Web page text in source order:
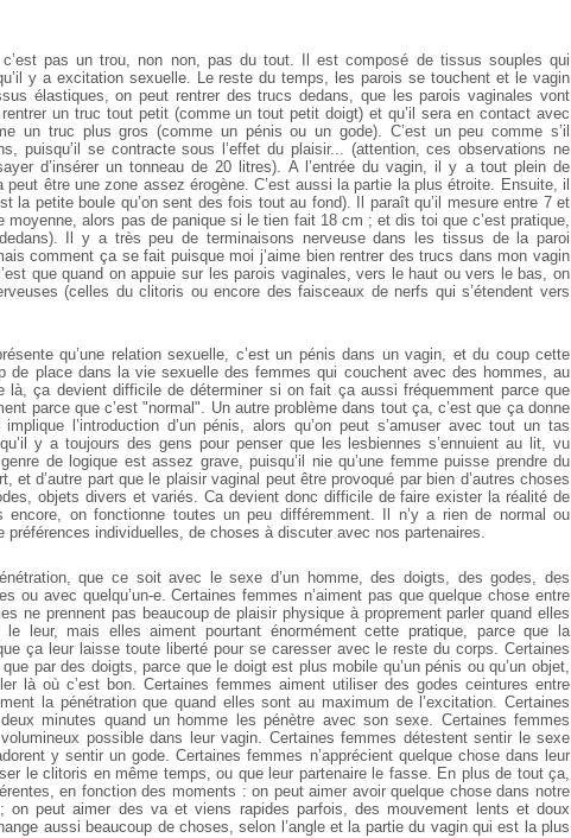
c’est pas un trou, non non, pas du tout. Il est composé de tissus souples qui
y a excitation sexuelle. Le reste du temps, les parois se touchent et le vagin
élastiques, on peut rentrer des trucs dedans, que les parois vaginales vont
rentrer un truc tout petit (comme un tout petit doigt) et qu’il sera en contact avec
un truc plus gros (comme un pénis ou un gode). C’est un peu comme s’il
puisqu’il se contracte sous l’effet du plaisir... (attention, ces observations ne
d’insérer un tonneau de 20 litres). A l’entrée du vagin, il y a tout plein de
être une zone assez érogène. C’est aussi la partie la plus étroite. Ensuite, il
la petite boule qu’on sent des fois tout au fond). Il paraît qu’il mesure entre 7 et
moyenne, alors pas de panique si le tien fait 18 cm ; et dis toi que c’est pratique,
Il y a très peu de terminaisons nerveuse dans les tissus de la paroi
comment ça se fait puisque moi j’aime bien rentrer des trucs dans mon vagin
que quand on appuie sur les parois vaginales, vers le haut ou vers le bas, on
(celles du clitoris ou encore des faisceaux de nerfs qui s’étendent vers
qu’une relation sexuelle, c’est un pénis dans un vagin, et du coup cette
de place dans la vie sexuelle des femmes qui couchent avec des hommes, au
là, ça devient difficile de déterminer si on fait ça aussi fréquemment parce que
parce que c’est "normal". Un autre problème dans tout ça, c’est que ça donne
l’introduction d’un pénis, alors qu’on peut s’amuser avec tout un tas
y a toujours des gens pour penser que les lesbiennes s’ennuient au lit, vu
de logique est assez grave, puisqu’il nie qu’une femme puisse prendre du
et d’autre part que le plaisir vaginal peut être provoqué par bien d’autres choses
objets divers et variés. Ca devient donc difficile de faire exister la réalité de
on fonctionne toutes un peu différemment. Il n’y a rien de normal ou
préférences individuelles, de choses à discuter avec nos partenaires.
que ce soit avec le sexe d’un homme, des doigts, des godes, des
ou avec quelqu’un-e. Certaines femmes n’aiment pas que quelque chose entre
ne prennent pas beaucoup de plaisir physique à proprement parler quand elles
leur, mais elles aiment pourtant énormément cette pratique, parce que la
ça leur laisse toute liberté pour se caresser avec le reste du corps. Certaines
par des doigts, parce que le doigt est plus mobile qu’un pénis ou qu’un objet,
là où c’est bon. Certaines femmes aiment utiliser des godes ceintures entre
la pénétration que quand elles sont au maximum de l’excitation. Certaines
minutes quand un homme les pénètre avec son sexe. Certaines femmes
possible dans leur vagin. Certaines femmes détestent sentir le sexe
y sentir un gode. Certaines femmes n’apprécient quelque chose dans leur
le clitoris en même temps, ou que leur partenaire le fasse. En plus de tout ça,
en fonction des moments : on peut aimer avoir quelque chose dans notre
peut aimer des va et viens rapides parfois, des mouvement lents et doux
aussi beaucoup de choses, selon l’angle et la partie du vagin qui est la plus